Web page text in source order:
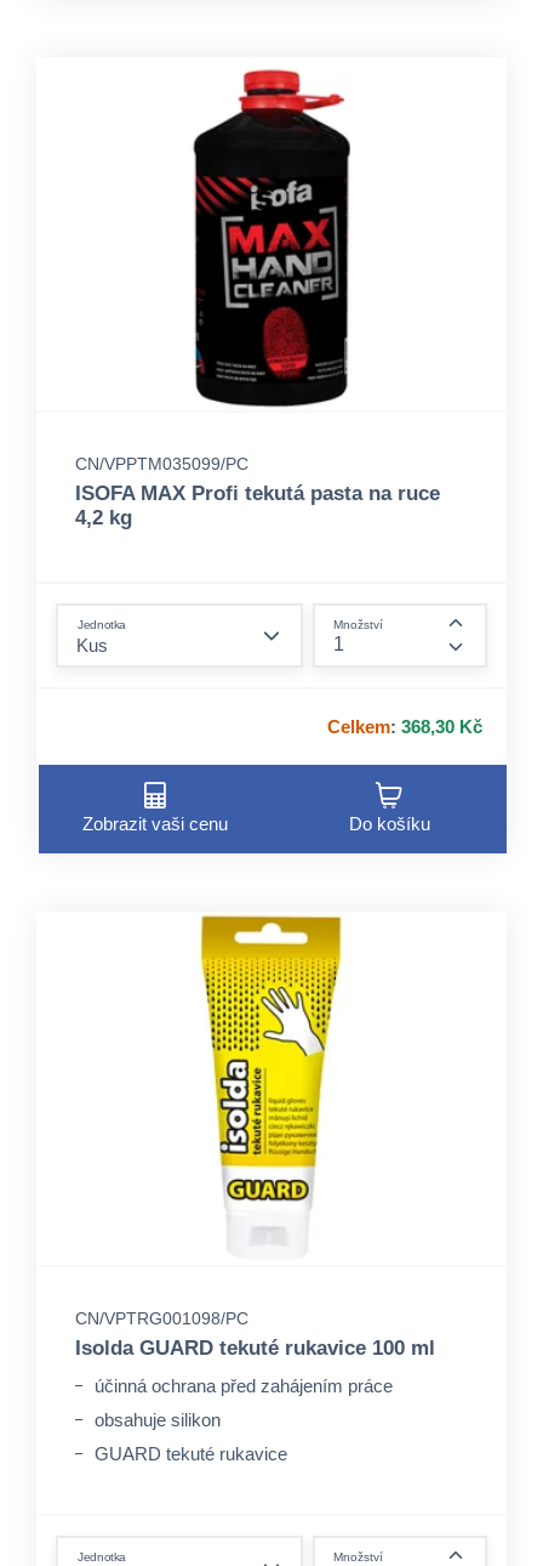
CN/VPPTM035099/PC
ISOFA MAX Profi tekutá pasta na ruce
4,2 kg
Jednotka Množství
Celkem: 368,30 Kč
Zobrazit vaši cenu Do košíku
CN/VPTRG001098/PC
Isolda GUARD tekuté rukavice 100 ml
účinná ochrana před zahájením práce
obsahuje silikon
GUARD tekuté rukavice
Jednotka Množství